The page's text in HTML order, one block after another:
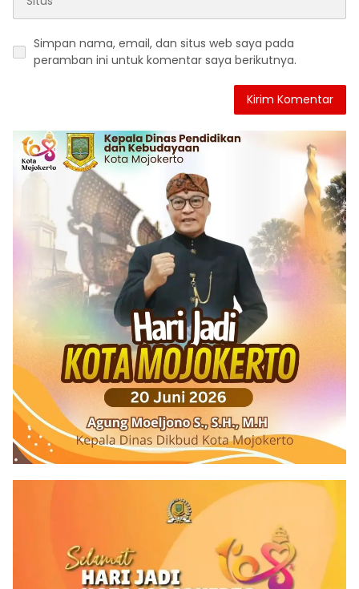
Simpan nama, email, dan situs web saya pada
peramban ini untuk komentar saya berikutnya.